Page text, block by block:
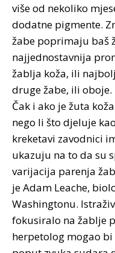
više od nekoliko
dodatne pigmente.
žabe poprimaju baš
najjednostavnija
žablja koža, ili
druge žabe, ili oboje.
Čak i ako je žuta
nego li što djeluje
kreketavi zavodnici
ukazuju na to da su
varijacija parenja
je Adam Leache,
Washingtonu.
fokusiralo na žablje
herpetolog mogao